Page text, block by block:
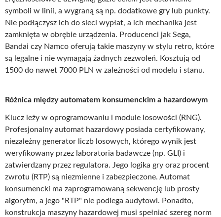
symboli w linii, a wygraną są np. dodatkowe gry lub punkty.
Nie podłączysz ich do sieci wypłat, a ich mechanika jest
zamknięta w obrębie urządzenia. Producenci jak Sega,
Bandai czy Namco oferują takie maszyny w stylu retro, które
są legalne i nie wymagają żadnych zezwoleń. Kosztują od
1500 do nawet 7000 PLN w zależności od modelu i stanu.
Różnica między automatem konsumenckim a hazardowym
Klucz leży w oprogramowaniu i module losowości (RNG).
Profesjonalny automat hazardowy posiada certyfikowany,
niezależny generator liczb losowych, którego wynik jest
weryfikowany przez laboratoria badawcze (np. GLI) i
zatwierdzany przez regulatora. Jego logika gry oraz procent
zwrotu (RTP) są niezmienne i zabezpieczone. Automat
konsumencki ma zaprogramowaną sekwencję lub prosty
algorytm, a jego "RTP" nie podlega audytowi. Ponadto,
konstrukcja maszyny hazardowej musi spełniać szereg norm